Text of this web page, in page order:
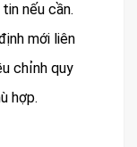
nếu cần.
mới liên
chỉnh quy
hợp.